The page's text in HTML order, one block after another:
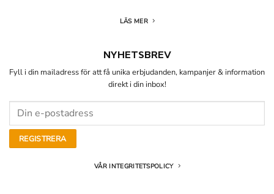
LÄS MER
NYHETSBREV
Fyll i din mailadress för att få unika erbjudanden, kampanjer & information
direkt i din inbox!
VÅR INTEGRITETSPOLICY